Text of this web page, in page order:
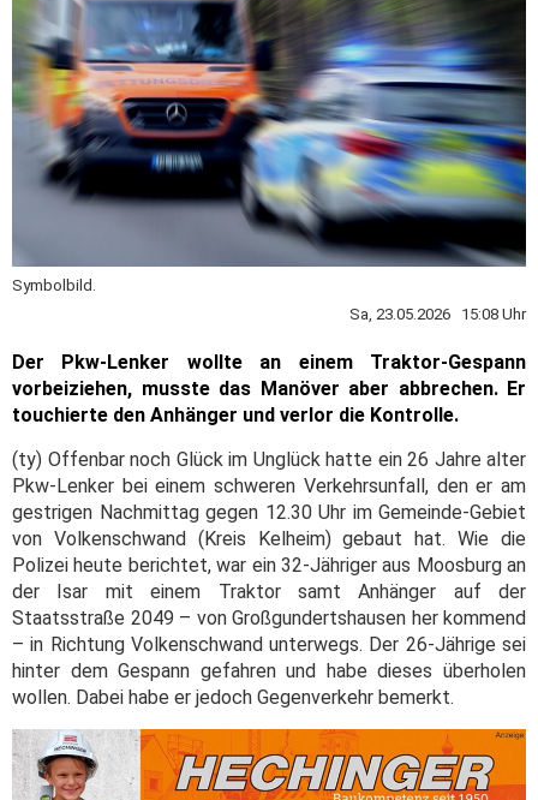
Symbolbild.
Sa, 23.05.2026 15:08 Uhr
Der Pkw-Lenker wollte an einem Traktor-Gespann
vorbeiziehen, musste das Manöver aber abbrechen. Er
touchierte den Anhänger und verlor die Kontrolle.
(ty) Offenbar noch Glück im Unglück hatte ein 26 Jahre alter
Pkw-Lenker bei einem schweren Verkehrsunfall, den er am
gestrigen Nachmittag gegen 12.30 Uhr im Gemeinde-Gebiet
von Volkenschwand (Kreis Kelheim) gebaut hat. Wie die
Polizei heute berichtet, war ein 32-Jähriger aus Moosburg an
der Isar mit einem Traktor samt Anhänger auf der
Staatsstraße 2049 – von Großgundertshausen her kommend
– in Richtung Volkenschwand unterwegs. Der 26-Jährige sei
hinter dem Gespann gefahren und habe dieses überholen
wollen. Dabei habe er jedoch Gegenverkehr bemerkt.